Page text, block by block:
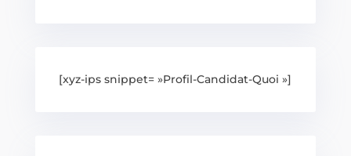
[xyz-ips snippet= »Profil-Candidat-Quoi »]